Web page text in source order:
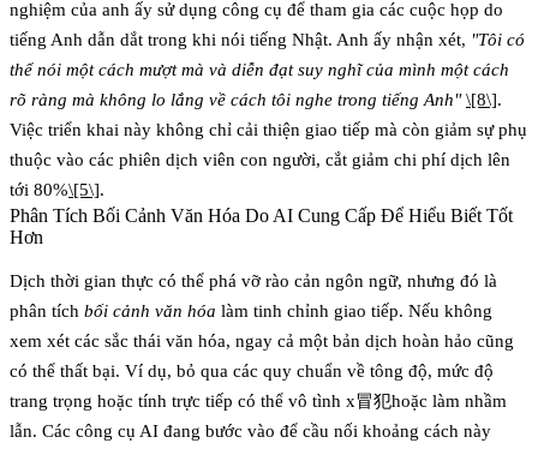
nghiệm của anh ấy sử dụng công cụ để tham gia các cuộc họp do
tiếng Anh dẫn dắt trong khi nói tiếng Nhật. Anh ấy nhận xét, "Tôi có
thể nói một cách mượt mà và diễn đạt suy nghĩ của mình một cách
rõ ràng mà không lo lắng về cách tôi nghe trong tiếng Anh" \[8\].
Việc triển khai này không chỉ cải thiện giao tiếp mà còn giảm sự phụ
thuộc vào các phiên dịch viên con người, cắt giảm chi phí dịch lên
tới 80%\[5\].
Phân Tích Bối Cảnh Văn Hóa Do AI Cung Cấp Để Hiểu Biết Tốt
Hơn
Dịch thời gian thực có thể phá vỡ rào cản ngôn ngữ, nhưng đó là
phân tích bối cảnh văn hóa làm tinh chỉnh giao tiếp. Nếu không
xem xét các sắc thái văn hóa, ngay cả một bản dịch hoàn hảo cũng
có thể thất bại. Ví dụ, bỏ qua các quy chuẩn về tông độ, mức độ
trang trọng hoặc tính trực tiếp có thể vô tình x冒犯hoặc làm nhầm
lẫn. Các công cụ AI đang bước vào để cầu nối khoảng cách này